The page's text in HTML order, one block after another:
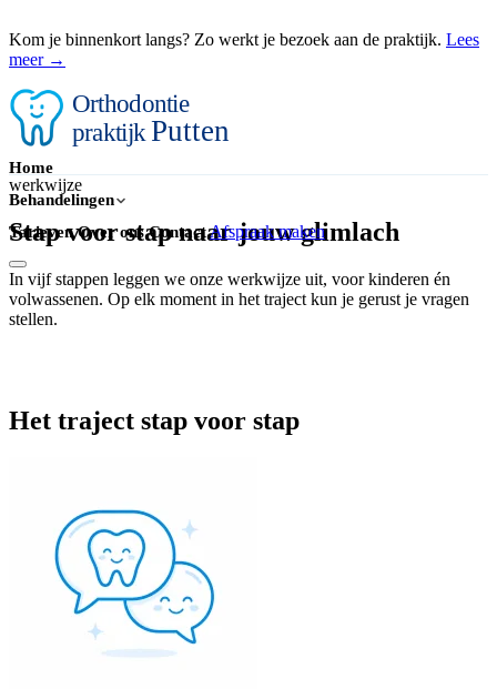
Kom je binnenkort langs? Zo werkt je bezoek aan de praktijk. Lees
meer →
Orthodontie
praktijkPutten
Home
Behandelingen
Tarieven Over ons ContactAfspraak maken
werkwijze
Stap voor stap naar jouwglimlach
In vijf stappen leggen we onze werkwijze uit, voor kinderen én
volwassenen. Op elk moment in het traject kun je gerust je vragen
stellen.
Het traject stap voor stap